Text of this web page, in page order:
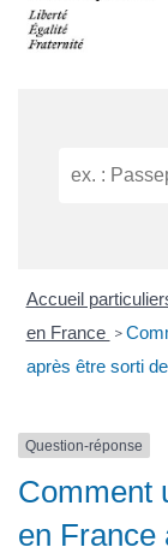
Accueil
en France >
après être sorti
Question-réponse
Comment
en France